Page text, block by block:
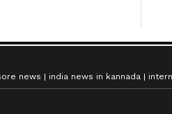
news india news in kannada